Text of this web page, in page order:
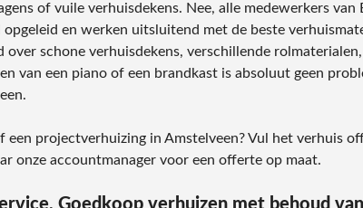
of vuile verhuisdekens. Nee, alle medewerkers van
opgeleid en werken uitsluitend met de beste
over schone verhuisdekens, verschillende
van een piano of een brandkast is absoluut geen
een projectverhuizing in Amstelveen? Vul het verhuis
onze accountmanager voor een offerte op maat.
Goedkoop verhuizen met behoud